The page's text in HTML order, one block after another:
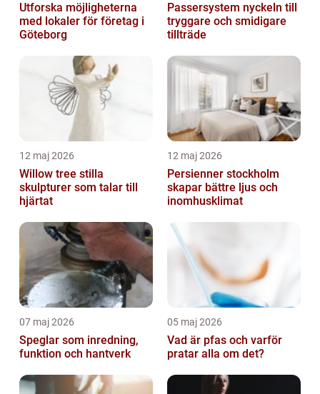
Utforska möjligheterna
med lokaler för företag i
Göteborg
Passersystem nyckeln till
tryggare och smidigare
tillträde
12 maj 2026
Willow tree stilla
skulpturer som talar till
hjärtat
12 maj 2026
Persienner stockholm
skapar bättre ljus och
inomhusklimat
07 maj 2026
Speglar som inredning,
funktion och hantverk
05 maj 2026
Vad är pfas och varför
pratar alla om det?